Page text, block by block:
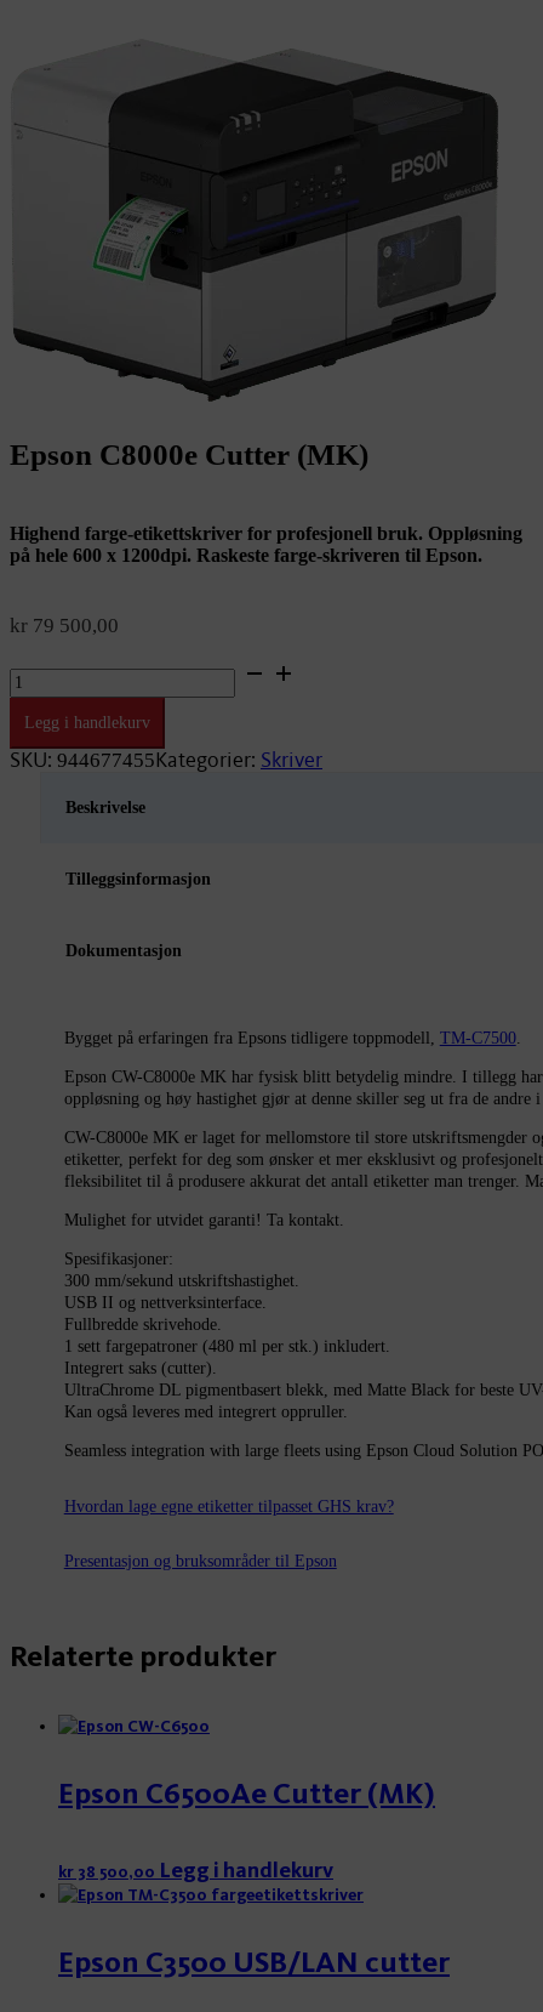
Epson C8000e Cutter (MK)
Highend farge-etikettskriver for profesjonell bruk. Oppløsning
på hele 600 x 1200dpi. Raskeste farge-skriveren til Epson.
kr 79 500,00
Epson
C8000e
Cutter
(MK)
antall
Legg i handlekurv
SKU: 944677455Kategorier: Skriver
Beskrivelse
Tilleggsinformasjon
Dokumentasjon
Bygget på erfaringen fra Epsons tidligere toppmodell, TM-C7500.
Epson CW-C8000e MK har fysisk blitt betydelig mindre. I tillegg
oppløsning og høy hastighet gjør at denne skiller seg ut fra de
CW-C8000e MK er laget for mellomstore til store utskriftsmengder
etiketter, perfekt for deg som ønsker et mer eksklusivt og
fleksibilitet til å produsere akkurat det antall etiketter man trenger.
Mulighet for utvidet garanti! Ta kontakt.
Spesifikasjoner:
300 mm/sekund utskriftshastighet.
USB II og nettverksinterface.
Fullbredde skrivehode.
1 sett fargepatroner (480 ml per stk.) inkludert.
Integrert saks (cutter).
UltraChrome DL pigmentbasert blekk, med Matte Black for beste
Kan også leveres med integrert oppruller.
Seamless integration with large fleets using Epson Cloud
Hvordan lage egne etiketter tilpasset GHS krav?
Presentasjon og bruksområder til Epson
Relaterte produkter
Epson C6500Ae Cutter (MK)
kr 38 500,00 Legg i handlekurv
Epson C3500 USB/LAN cutter